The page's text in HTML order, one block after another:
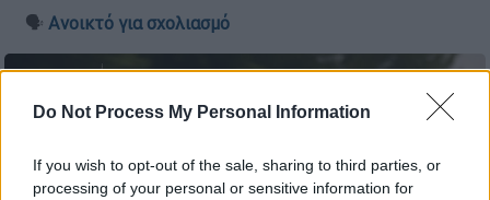
Do Not Process My Personal Information
If you wish to opt-out of the sale, sharing to third parties, or
processing of your personal or sensitive information for
🗣️ Ανοικτό για σχολιασμό